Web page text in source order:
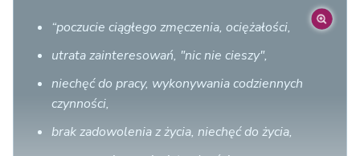
“poczucie ciągłego zmęczenia, ociężałości,
utrata zainteresowań, "nic nie cieszy",
niechęć do pracy, wykonywania codziennych
czynności,
brak zadowolenia z życia, niechęć do życia,